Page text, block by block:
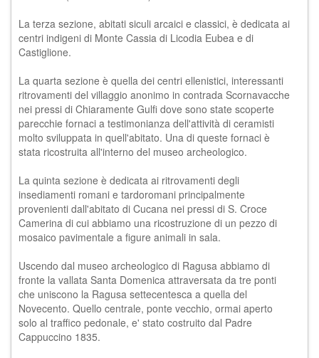
La terza sezione, abitati siculi arcaici e classici, è dedicata ai
centri indigeni di Monte Cassia di Licodia Eubea e di
Castiglione.
La quarta sezione è quella dei centri ellenistici, interessanti
ritrovamenti del villaggio anonimo in contrada Scornavacche
nei pressi di Chiaramente Gulfi dove sono state scoperte
parecchie fornaci a testimonianza dell'attività di ceramisti
molto sviluppata in quell'abitato. Una di queste fornaci è
stata ricostruita all'interno del museo archeologico.
La quinta sezione è dedicata ai ritrovamenti degli
insediamenti romani e tardoromani principalmente
provenienti dall'abitato di Cucana nei pressi di S. Croce
Camerina di cui abbiamo una ricostruzione di un pezzo di
mosaico pavimentale a figure animali in sala.
Uscendo dal museo archeologico di Ragusa abbiamo di
fronte la vallata Santa Domenica attraversata da tre ponti
che uniscono la Ragusa settecentesca a quella del
Novecento. Quello centrale, ponte vecchio, ormai aperto
solo al traffico pedonale, e' stato costruito dal Padre
Cappuccino 1835.